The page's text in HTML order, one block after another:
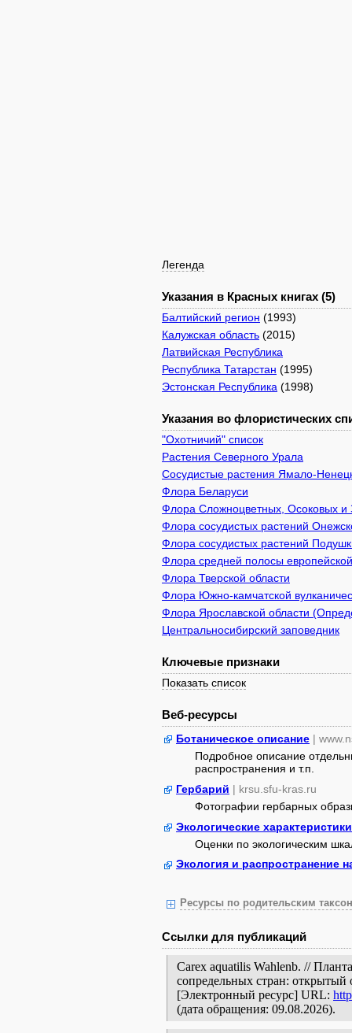
Легенда
Указания в Красных книгах (5)
Балтийский регион (1993)
Калужская область (2015)
Латвийская Республика
Республика Татарстан (1995)
Эстонская Республика (1998)
Указания во флористических
"Охотничий" список
Растения Северного Урала
Сосудистые растения Ямало-
Флора Беларуси
Флора Сложноцветных, Осоковых и
Флора сосудистых растений
Флора сосудистых растений
Флора средней полосы
Флора Тверской области
Флора Южно-камчатской
Флора Ярославской области
Центральносибирский заповедник
Ключевые признаки
Показать список
Веб-ресурсы
Ботаническое описание |
Подробное описание
распространения и т.п.
Гербарий | krsu.sfu-kras.ru
Фотографии гербарных
Экологические характеристики
Оценки по экологическим
Экология и распространение
Ресурсы по родительским
Ссылки для публикаций
Carex aquatilis Wahlenb. //
сопредельных стран: открытый
[Электронный ресурс] URL:
(дата обращения: 09.08.2026).